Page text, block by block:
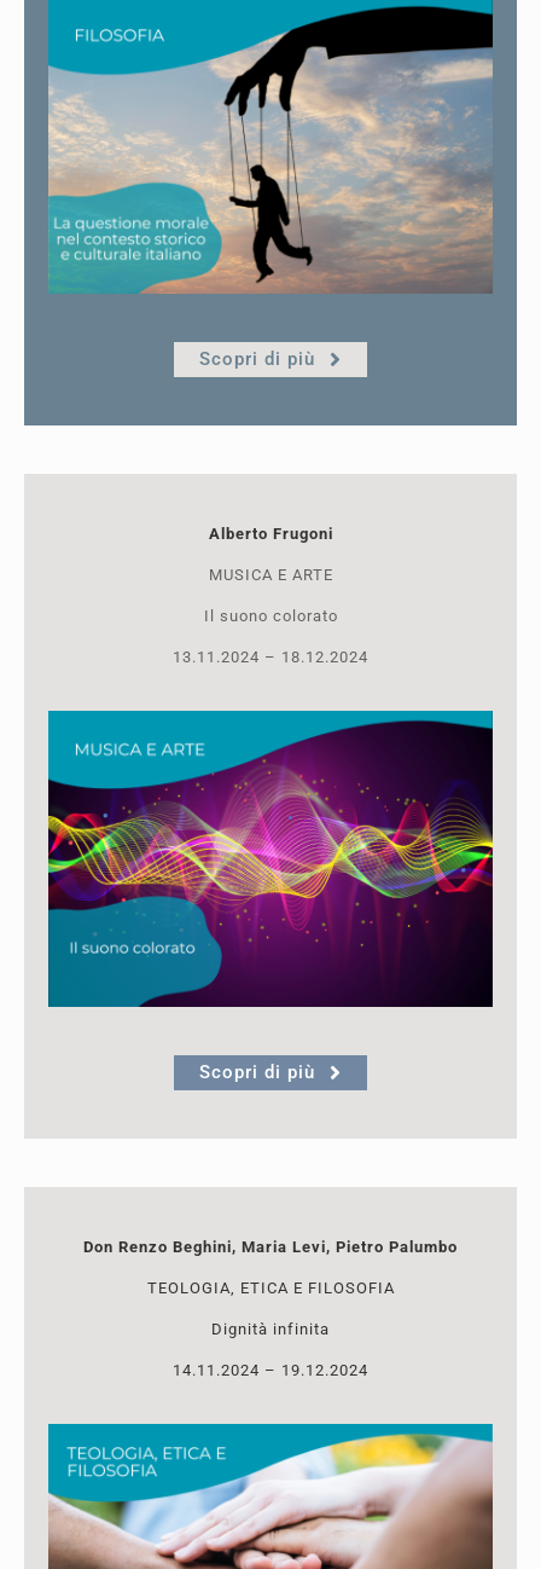
Scopri di più
Alberto Frugoni
MUSICA E ARTE
Il suono colorato
13.11.2024 – 18.12.2024
Scopri di più
Don Renzo Beghini, Maria Levi, Pietro Palumbo
TEOLOGIA, ETICA E FILOSOFIA
Dignità infinita
14.11.2024 – 19.12.2024